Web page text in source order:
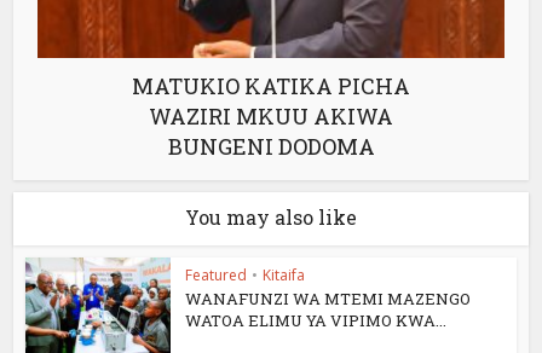
MATUKIO KATIKA PICHA
WAZIRI MKUU AKIWA
BUNGENI DODOMA
You may also like
Featured • Kitaifa
WANAFUNZI WA MTEMI MAZENGO
WATOA ELIMU YA VIPIMO KWA...